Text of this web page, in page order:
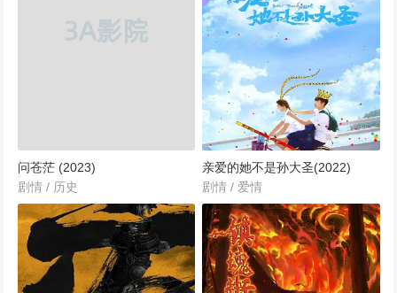
童话故事下集 (2024)
166098次播放
余烬之上 (2024)
164616次播放
164281次播放
大河之水 (2025)
159918次播放
问苍茫 (2023)
剧情 / 历史
亲爱的她不是孙大圣(2022)
剧情 / 爱情